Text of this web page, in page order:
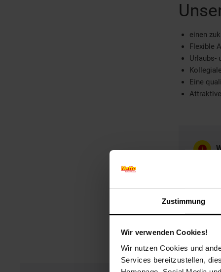
Zustimmung
Wir verwenden Cookies!
Wir nutzen Cookies und
Services bereitzustellen,
einen
Flexible
Urlaubs-
Eine